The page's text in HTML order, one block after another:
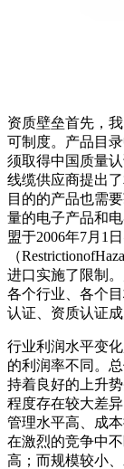
资质壁垒首先，
可制度。产品目
须取得中国质量
线缆供应商提出
目的的产品也需
量的电子产品和
盟于2006年7月1
（
进口实施了限制
各个行业、各个
认证、资质认证
行业利润水平变
的利润率不同。
持着良好的上升
程度存在较大差
管理水平高、成
在激烈的竞争中
高；而规模较小